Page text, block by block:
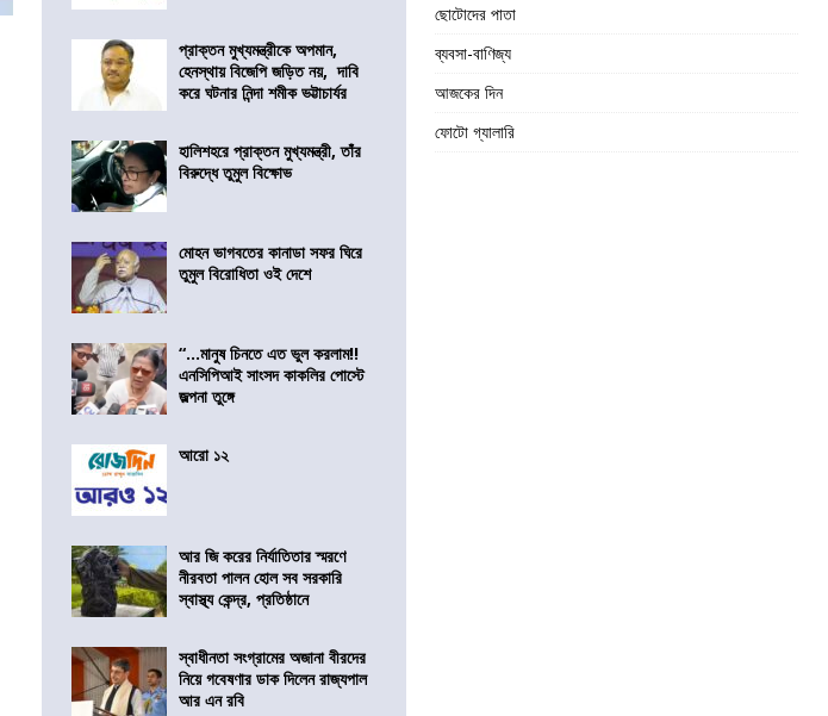
প্রাক্তন মুখ্যমন্ত্রীকে অপমান,
হেনস্থায় বিজেপি জড়িত নয়, দাবি
করে ঘটনার নিন্দা শমীক ভট্টাচার্যর
হালিশহরে প্রাক্তন মুখ্যমন্ত্রী, তাঁর
বিরুদ্ধে তুমুল বিক্ষোভ
মোহন ভাগবতের কানাডা সফর ঘিরে
তুমুল বিরোধিতা ওই দেশে
“…মানুষ চিনতে এত ভুল করলাম!!
এনসিপিআই সাংসদ কাকলির পোস্টে
জল্পনা তুঙ্গে
আরো ১২
আর জি করের নির্যাতিতার স্মরণে
নীরবতা পালন হোল সব সরকারি
স্বাস্থ্য কেন্দ্র, প্রতিষ্ঠানে
স্বাধীনতা সংগ্রামের অজানা বীরদের
নিয়ে গবেষণার ডাক দিলেন রাজ্যপাল
আর এন রবি
ছোটোদের পাতা
ব্যবসা-বাণিজ্য
আজকের দিন
ফোটো গ্যালারি